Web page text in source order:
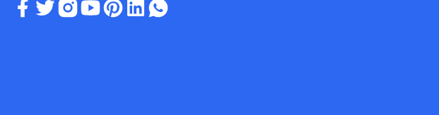
75.000,00 TL